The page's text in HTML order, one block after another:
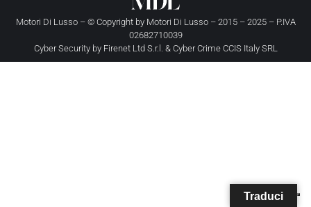
Motori Di Lusso – © Copyright by Motori Di Lusso– 2015 – 2025 – P.IVA
02682710039
Cyber Security by Firenet Ltd S.r.l. & Cyber Crime CCIS Italy SRL
Traduci